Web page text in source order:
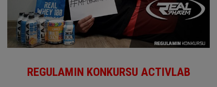
REGULAMIN KONKURSU ACTIVLAB